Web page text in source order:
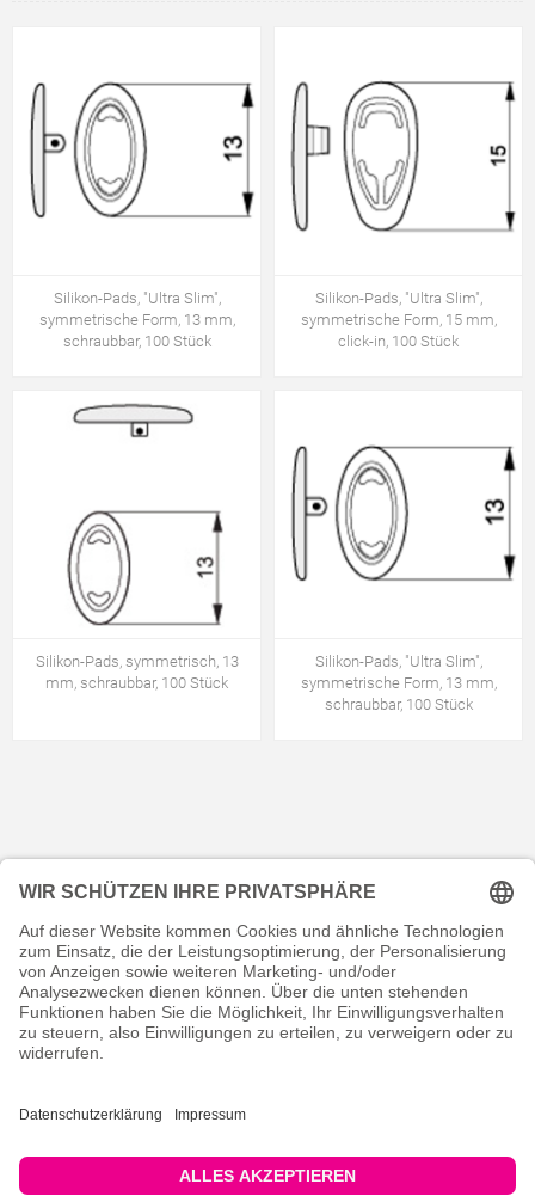
Silikon-Pads, "Ultra Slim",
symmetrische Form, 13 mm,
schraubbar, 100 Stück
Silikon-Pads, "Ultra Slim",
symmetrische Form, 15 mm,
click-in, 100 Stück
Silikon-Pads, symmetrisch, 13
mm, schraubbar, 100 Stück
Silikon-Pads, "Ultra Slim",
symmetrische Form, 13 mm,
schraubbar, 100 Stück
KONTAKT
RECHTLICHES
INFORMATIVES